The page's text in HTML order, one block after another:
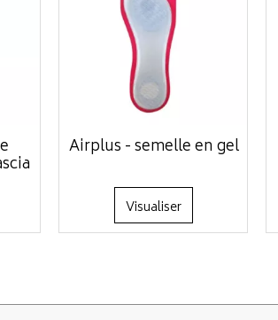
Airplus - semelle en gel
Visualiser